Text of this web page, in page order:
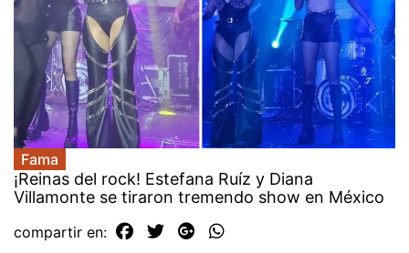
Fama
¡Reinas del rock! Estefana Ruíz y Diana
Villamonte se tiraron tremendo show en México
compartir en: